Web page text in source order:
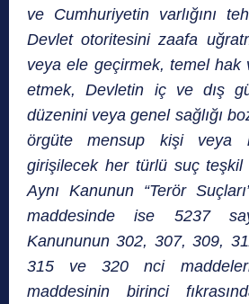
ve Cumhuriyetin varlığını
Devlet otoritesini zaafa
veya ele geçirmek, temel hak
etmek, Devletin iç ve dış
düzenini veya genel sağlığı
örgüte mensup kişi veya
girişilecek her türlü suç teşkil
Aynı Kanunun “Terör
maddesinde ise 5237
Kanununun 302, 307, 309,
315 ve 320 nci
maddesinin birinci